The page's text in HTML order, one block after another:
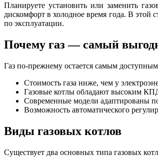
Планируете установить или заменить
дискомфорт в холодное время года. В этой
по эксплуатации.
Почему газ — самый
Газ по-прежнему остается самым
Стоимость газа ниже, чем у
Газовые котлы обладают высоким
Современные модели адаптированы
Возможность автоматического
Виды газовых котлов
Существует два основных типа газовых